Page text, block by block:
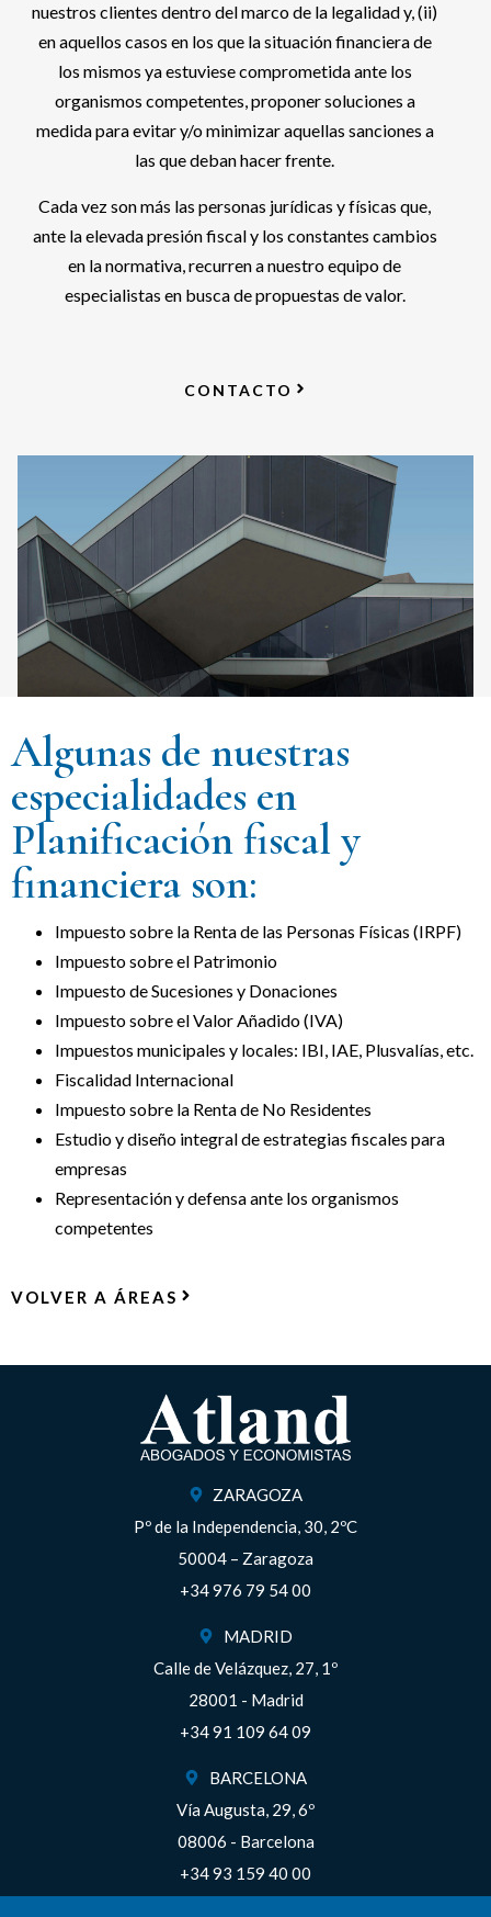
nuestros clientes dentro del marco de la legalidad y, (ii)
en aquellos casos en los que la situación financiera de
los mismos ya estuviese comprometida ante los
organismos competentes, proponer soluciones a
medida para evitar y/o minimizar aquellas sanciones a
las que deban hacer frente.
Cada vez son más las personas jurídicas y físicas que,
ante la elevada presión fiscal y los constantes cambios
en la normativa, recurren a nuestro equipo de
especialistas en busca de propuestas de valor.
CONTACTO
Algunas de nuestras
especialidades en
Planificación fiscal y
financiera son:
Impuesto sobre la Renta de las Personas Físicas (IRPF)
Impuesto sobre el Patrimonio
Impuesto de Sucesiones y Donaciones
Impuesto sobre el Valor Añadido (IVA)
Impuestos municipales y locales: IBI, IAE, Plusvalías, etc.
Fiscalidad Internacional
Impuesto sobre la Renta de No Residentes
Estudio y diseño integral de estrategias fiscales para
empresas
Representación y defensa ante los organismos
competentes
VOLVER A ÁREAS
ZARAGOZA
Pº de la Independencia, 30, 2ºC
50004 – Zaragoza
+34 976 79 54 00
MADRID
Calle de Velázquez, 27, 1º
28001 - Madrid
+34 91 109 64 09
BARCELONA
Vía Augusta, 29, 6º
08006 - Barcelona
+34 93 159 40 00